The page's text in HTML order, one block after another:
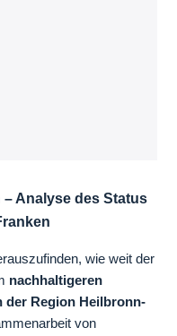
Analyse des Status
wie weit der
nachhaltigeren
der Region Heilbronn-
von